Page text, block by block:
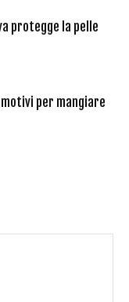
protegge la pelle
per mangiare